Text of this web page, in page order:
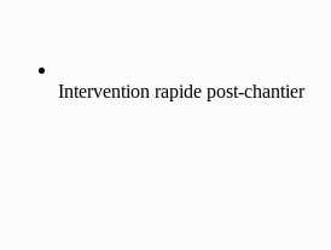
Intervention rapide post-chantier